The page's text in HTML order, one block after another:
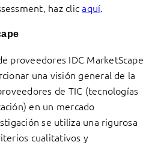
haz clicaquí.
proveedores IDC MarketScape
una visión general de la
de TIC (tecnologías
en un mercado
se utiliza una rigurosa
cualitativos y